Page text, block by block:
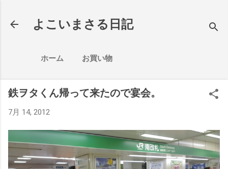
よこいまさる日記
ホーム お買い物
鉄ヲタくん帰って来たので宴会。
7月 14, 2012